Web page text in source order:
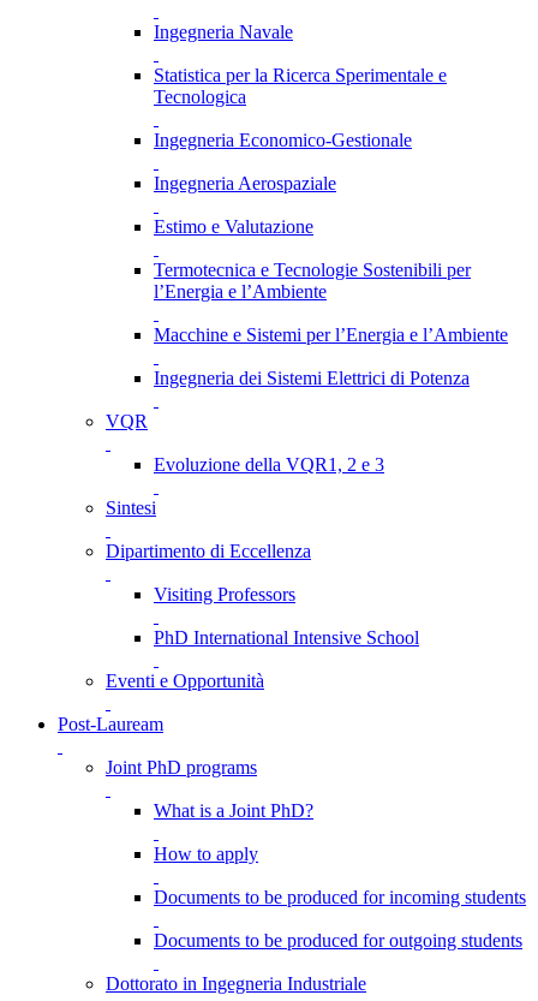
Ingegneria Navale
Statistica per la Ricerca Sperimentale e
Tecnologica
Ingegneria Economico-Gestionale
Ingegneria Aerospaziale
Estimo e Valutazione
Termotecnica e Tecnologie Sostenibili per
l’Energia e l’Ambiente
Macchine e Sistemi per l’Energia e l’Ambiente
Ingegneria dei Sistemi Elettrici di Potenza
VQR
Evoluzione della VQR1, 2 e 3
Sintesi
Dipartimento di Eccellenza
Visiting Professors
PhD International Intensive School
Eventi e Opportunità
Post-Lauream
Joint PhD programs
What is a Joint PhD?
How to apply
Documents to be produced for incoming students
Documents to be produced for outgoing students
Dottorato in Ingegneria Industriale